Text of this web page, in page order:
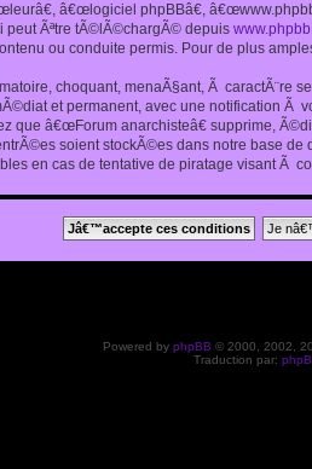
â€œlogiciel phpBBâ€,
peut Ãªtre tÃ©lÃ©chargÃ© depuis
ou conduite permis. Pour de plus
choquant, menaÃ§ant, Ã
et permanent, avec une notification
que â€œForum anarchisteâ€ supprime,
soient stockÃ©es dans notre base
en cas de tentative de piratage visant Ã
Powered by phpBB © 2000, 2002,
Traduction par: